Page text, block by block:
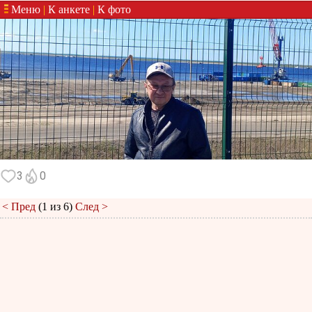
Меню | К анкете | К фото
3 0
< Пред (1 из 6) След >